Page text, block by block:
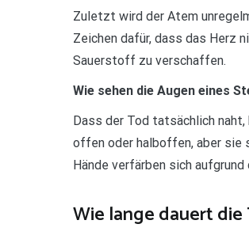
Zuletzt wird der Atem
Zeichen dafür, dass das Herz
Sauerstoff zu verschaffen.
Wie sehen die Augen eines
Dass der Tod tatsächlich
offen oder halboffen, aber sie
Hände verfärben sich
Wie lange dauert die